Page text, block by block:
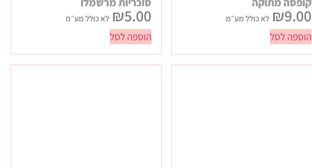
₪9.00 לא כולל מע״מ
הוספה לסל
₪5.00 לא כולל מע״מ
הוספה לסל